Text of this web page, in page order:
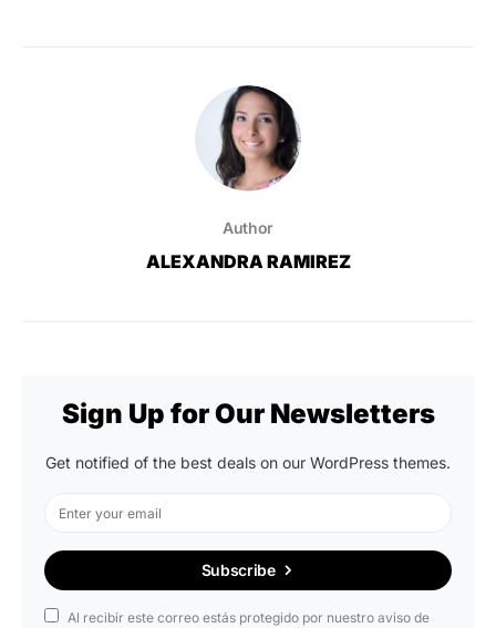
Author
ALEXANDRA RAMIREZ
Sign Up for Our Newsletters
Get notified of the best deals on our WordPress themes.
Subscribe
Al recibir este correo estás protegido por nuestro aviso de